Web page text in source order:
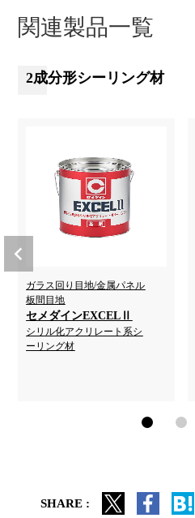
関連製品一覧
2成分形シーリング材
ガラス回り目地/金属パネル
板間目地
セメダインEXCELⅡ
シリル化アクリレート系シ
ーリング材
SHARE :